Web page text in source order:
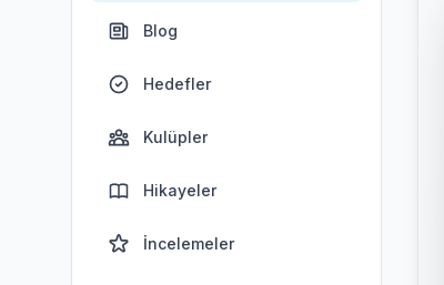
Blog
Hedefler
Kulüpler
Hikayeler
İncelemeler